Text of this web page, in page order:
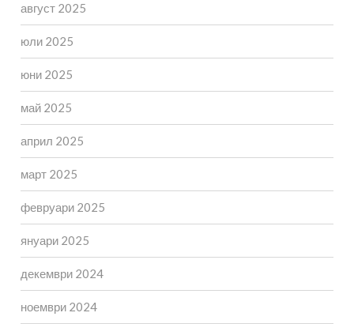
август 2025
юли 2025
юни 2025
май 2025
април 2025
март 2025
февруари 2025
януари 2025
декември 2024
ноември 2024